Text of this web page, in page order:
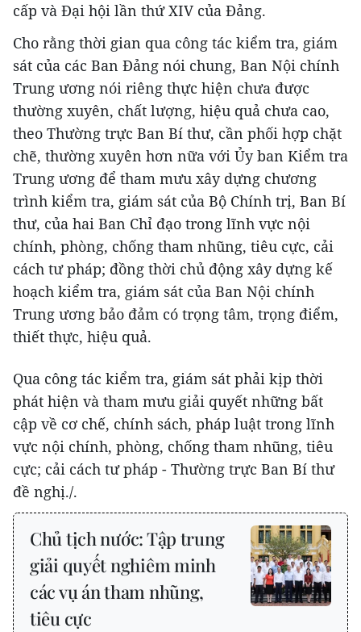
cấp và Đại hội lần thứ XIV của Đảng.
Cho rằng thời gian qua công tác kiểm tra, giám
sát của các Ban Đảng nói chung, Ban Nội chính
Trung ương nói riêng thực hiện chưa được
thường xuyên, chất lượng, hiệu quả chưa cao,
theo Thường trực Ban Bí thư, cần phối hợp chặt
chẽ, thường xuyên hơn nữa với Ủy ban Kiểm tra
Trung ương để tham mưu xây dựng chương
trình kiểm tra, giám sát của Bộ Chính trị, Ban Bí
thư, của hai Ban Chỉ đạo trong lĩnh vực nội
chính, phòng, chống tham nhũng, tiêu cực, cải
cách tư pháp; đồng thời chủ động xây dựng kế
hoạch kiểm tra, giám sát của Ban Nội chính
Trung ương bảo đảm có trọng tâm, trọng điểm,
thiết thực, hiệu quả.
Qua công tác kiểm tra, giám sát phải kịp thời
phát hiện và tham mưu giải quyết những bất
cập về cơ chế, chính sách, pháp luật trong lĩnh
vực nội chính, phòng, chống tham nhũng, tiêu
cực; cải cách tư pháp - Thường trực Ban Bí thư
đề nghị./.
Chủ tịch nước: Tập trung
giải quyết nghiêm minh
các vụ án tham nhũng,
tiêu cực